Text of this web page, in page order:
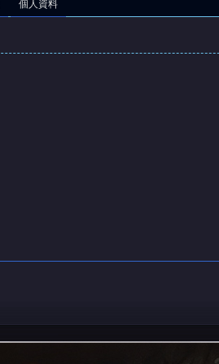
個人資料